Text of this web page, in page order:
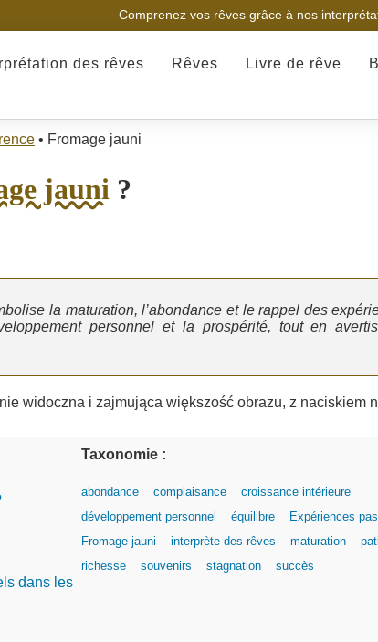
Comprenez vos rêves grâce à nos
des rêves Rêves Livre de rêve
• Fromage jauni
jauni ?
la maturation, l’abondance et le rappel des
personnel et la prospérité, tout en
dans les
Taxonomie :
abondance complaisance
croissance intérieure
développement personnel
équilibre Expériences
Fromage jauni
interprète des rêves maturation
richesse
souvenirs stagnation succès